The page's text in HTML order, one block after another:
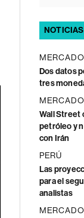
Dos datos
tres
Wall Street
petróleo y
con Irán
PERÚ
Las
para el
analistas